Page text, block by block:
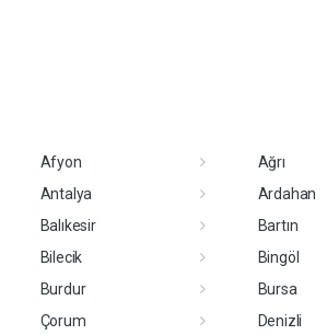
Afyon
Ağrı
Antalya
Ardahan
Balıkesir
Bartın
Bilecik
Bingöl
Burdur
Bursa
Çorum
Denizli